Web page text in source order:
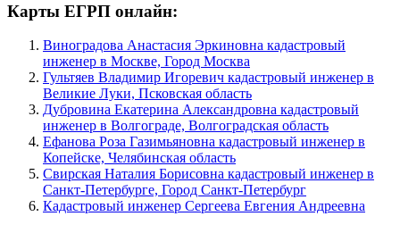
Карты ЕГРП онлайн:
Виноградова Анастасия Эркиновна кадастровый
инженер в Москве, Город Москва
Гультяев Владимир Игоревич кадастровый инженер в
Великие Луки, Псковская область
Дубровина Екатерина Александровна кадастровый
инженер в Волгограде, Волгоградская область
Ефанова Роза Газимьяновна кадастровый инженер в
Копейске, Челябинская область
Свирская Наталия Борисовна кадастровый инженер в
Санкт-Петербурге, Город Санкт-Петербург
Кадастровый инженер Сергеева Евгения Андреевна